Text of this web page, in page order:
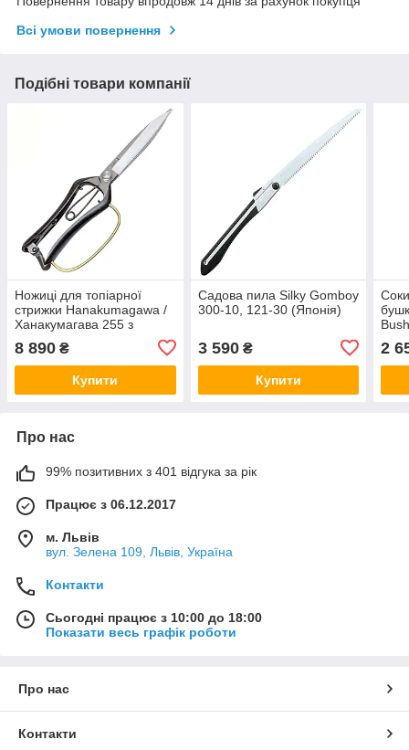
Всі умови повернення
Подібні товари компанії
Ножиці для топіарної
стрижки Hanakumagawa /
Ханакумагава 255 з
захистом і лезами 120 мм
(Японія)
8 890 ₴
Купити
Садова пила Silky Gomboy
300-10, 121-30 (Японія)
3 590₴
Купити
2
Про нас
99% позитивних з 401 відгука за рік
Працює з 06.12.2017
м. Львів
вул. Зелена 109, Львів, Україна
Контакти
Сьогодні працює з 10:00 до 18:00
Показати весь графік роботи
Про нас
Контакти